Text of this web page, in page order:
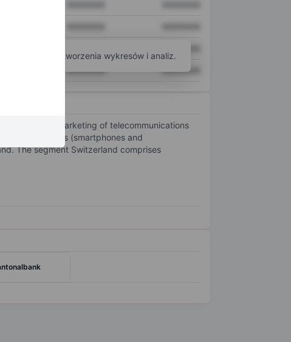
XXXXXXX XXXXXXX
narzędzi do tworzenia wykresów i analiz.
the marketing of telecommunications
devices (smartphones and
The segment Switzerland comprises